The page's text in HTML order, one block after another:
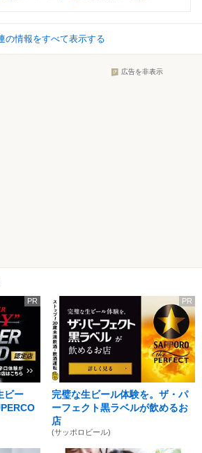
の情報をすべて表示する
広告を非表示
PR
ビー
PR
完璧な生ビール体験を。ザ・パ
ーフェクト黒ラベルが飲めるお
店
(サッポロビール)